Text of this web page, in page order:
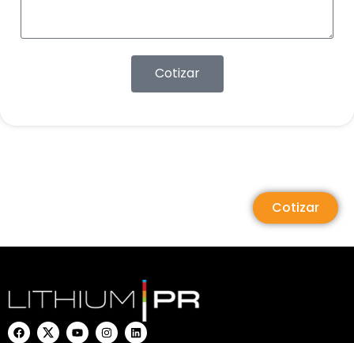
Cotizar
Cotizar